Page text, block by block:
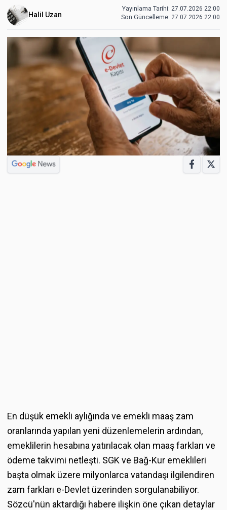
Halil Uzan
Yayınlama Tarihi: 27.07.2026 22:00
Son Güncelleme: 27.07.2026 22:00
En düşük emekli aylığında ve emekli maaş zam
oranlarında yapılan yeni düzenlemelerin ardından,
emeklilerin hesabına yatırılacak olan maaş farkları ve
ödeme takvimi netleşti. SGK ve Bağ-Kur emeklileri
başta olmak üzere milyonlarca vatandaşı ilgilendiren
zam farkları e-Devlet üzerinden sorgulanabiliyor.
Sözcü'nün aktardığı habere ilişkin öne çıkan detaylar